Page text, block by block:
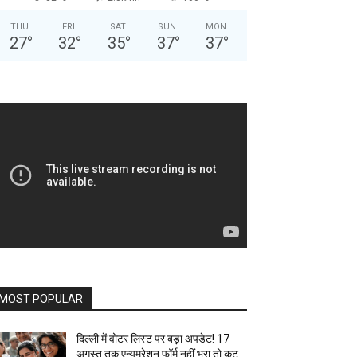
THU
27°
FRI
32°
SAT
35°
SUN
37°
MON
37°
POPULAR
दिल्ली में वोटर लिस्ट पर बड़ा अपडेट! 17
अगस्त तक एन्यूमरेशन फॉर्म नहीं भरा तो कट